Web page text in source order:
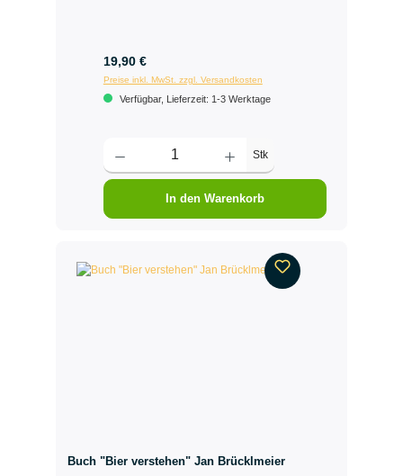
19,90 €
Preise inkl. MwSt. zzgl. Versandkosten
Verfügbar, Lieferzeit: 1-3 Werktage
Stk
In den Warenkorb
Buch "Bier verstehen" Jan Brücklmeier